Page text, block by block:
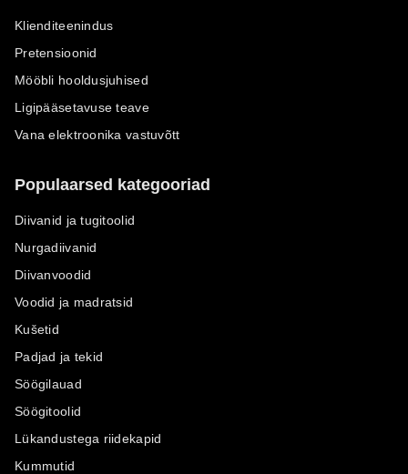
Klienditeenindus
Pretensioonid
Mööbli hooldusjuhised
Ligipääsetavuse teave
Vana elektroonika vastuvõtt
Populaarsed kategooriad
Diivanid ja tugitoolid
Nurgadiivanid
Diivanvoodid
Voodid ja madratsid
Kušetid
Padjad ja tekid
Söögilauad
Söögitoolid
Lükandustega riidekapid
Kummutid